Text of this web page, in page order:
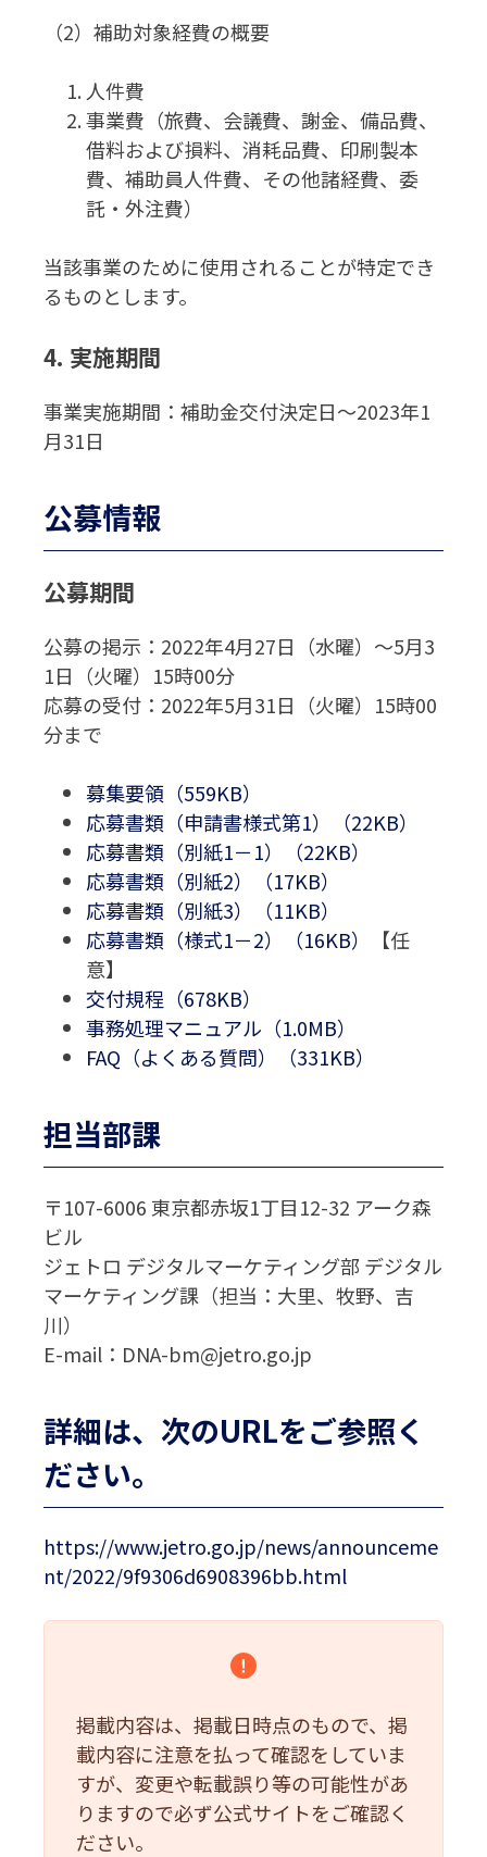
（2）補助対象経費の概要
人件費
事業費（旅費、会議費、謝金、備品費、
借料および損料、消耗品費、印刷製本
費、補助員人件費、その他諸経費、委
託・外注費）
当該事業のために使用されることが特定でき
るものとします。
4. 実施期間
事業実施期間：補助金交付決定日～2023年1
月31日
公募情報
公募期間
公募の掲示：2022年4月27日（水曜）～5月3
1日（火曜）15時00分
応募の受付：2022年5月31日（火曜）15時00
分まで
募集要領（559KB）
応募書類（申請書様式第1）（22KB）
応募書類（別紙1－1）（22KB）
応募書類（別紙2）（17KB）
応募書類（別紙3）（11KB）
応募書類（様式1－2）（16KB）
【任
意】
交付規程（678KB）
事務処理マニュアル（1.0MB）
FAQ（よくある質問）（331KB）
担当部課
〒107-6006 東京都赤坂1丁目12-32 アーク森
ビル
ジェトロ デジタルマーケティング部 デジタル
マーケティング課（担当：大里、牧野、吉
川）
E-mail：DNA-bm@jetro.go.jp
詳細は、次のURLをご参照く
ださい。
https://www.jetro.go.jp/news/announceme
nt/2022/9f9306d6908396bb.html
掲載内容は、掲載日時点のもので、掲
載内容に注意を払って確認をしていま
すが、変更や転載誤り等の可能性があ
りますので必ず公式サイトをご確認く
ださい。